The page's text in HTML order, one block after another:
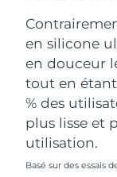
en silicone
en douceur
tout en
% des
plus lisse et
utilisation.
Basé sur des essais